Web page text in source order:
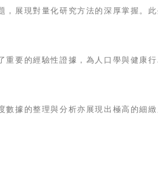
展現對量化研究方法的深厚掌握。
要的經驗性證據，為人口學與健康
據的整理與分析亦展現出極高的細